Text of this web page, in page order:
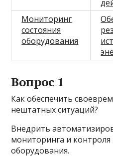
Мониторинг
состояния
оборудования
Вопрос 1
Как обеспечить
нештатных ситуаций?
Внедрить
мониторинга и контроля
оборудования.